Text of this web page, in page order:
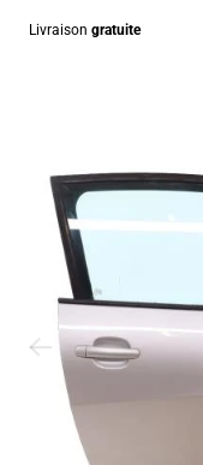
Livraison gratuite